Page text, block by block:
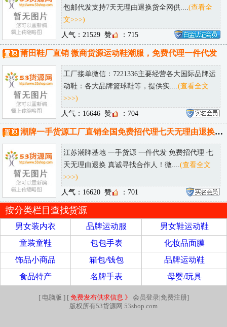
包邮代发支持7天无理由退换货全网供....(查看全
文>>>)
人气：21529 赞 ：715
莆田鞋厂直销 微商货源运动鞋潮服，免费代理一件代发
工厂接单微信：7221336主要经营各大国际品牌运
动鞋：各大品牌篮球鞋等，提供实.... (查看全文
>>>)
人气：16646 赞 ：704
潮牌一手货源工厂直销全国免费招代理七天无理由退换诚接批发淘宝供货
江苏潮牌基地 一手货源 一件代发 免费招代理 七
天无理由退换 真诚寻找合作人！微.... (查看全文
>>>)
人气：16620 赞 ：701
按分类栏目查找货源
男女装内衣 品牌运动服
男女鞋运动鞋
童装童鞋
包包手表
化妆品面膜
饰品小商品
箱包/钱包
品牌运动鞋
食品特产
名牌手表 母婴/玩具
[ 电脑版 ] [ 免费发布供求信息 》 会员登录|免费注册]
版权所有53货源网 53shop.com